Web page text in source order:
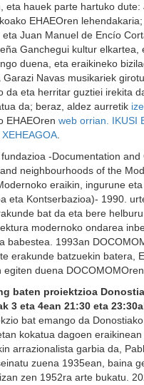
eta hauek parte hartuko dute:
EHAEOren
Juan Manuel de Encío
Ganchegui kultur elkartea,
duena, eta eraikineko
Navas musikariek
da eta herritar guztiei irekita
da; beraz, aldez aurretik
EHAEOren web orrian . IKUSI
‑Documentation
neighbourhoods of the
eraikin, ingurune
eta Kontserbazioa)‑ 1990.
bat da eta bere helburu
modernoko ondarea
babestea. 1993an
erakunde batzuekin batera,
egiten duena
baten proiektzioa
3 eta 4ean 21:30 eta
bat emango da
kokatua dagoen eraikinean
arrazionalista garbia da,
zuena 1935ean, baina
zen 1952ra arte bukatu.